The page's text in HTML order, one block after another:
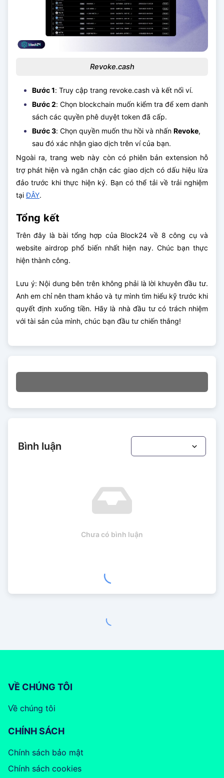
Revoke.cash
Bước 1: Truy cập trang revoke.cash và kết nối ví.
Bước 2: Chọn blockchain muốn kiểm tra để xem danh
sách các quyền phê duyệt token đã cấp.
Bước 3: Chọn quyền muốn thu hồi và nhấn Revoke,
sau đó xác nhận giao dịch trên ví của bạn.
Ngoài ra, trang web này còn có phiên bản extension hỗ
trợ phát hiện và ngăn chặn các giao dịch có dấu hiệu lừa
đảo trước khi thực hiện ký. Bạn có thể tải về trải nghiệm
tạiĐÂY.
Tổng kết
Trên đây là bài tổng hợp của Block24 về 8 công cụ và
website airdrop phổ biến nhất hiện nay. Chúc bạn thực
hiện thành công.
Lưu ý: Nội dung bên trên không phải là lời khuyên đầu tư.
Anh em chỉ nên tham khảo và tự mình tìm hiểu kỹ trước khi
quyết định xuống tiền. Hãy là nhà đầu tư có trách nhiệm
với tài sản của mình, chúc bạn đầu tư chiến thắng!
Bình luận
Chưa có bình luận
VỀ CHÚNG TÔI
Về chúng tôi
CHÍNH SÁCH
Chính sách bảo mật
Chính sách cookies